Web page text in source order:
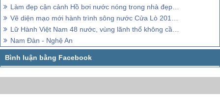
Làm đẹp cận cảnh Hồ bơi nước nóng trong nhà đẹp nhất Sapa
Vẽ diện mạo mới hành trình sông nước Cửa Lò 2019 với du thuyền hiện đại
Lữ Hành Việt Nam 48 nước, vùng lãnh thổ không cần Visa
Nam Đàn - Nghệ An